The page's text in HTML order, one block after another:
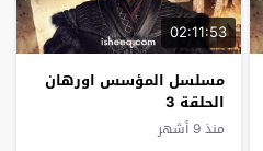
02:11:53
مسلسل المؤسس اورهان
الحلقة 3
منذ 9 أشهر